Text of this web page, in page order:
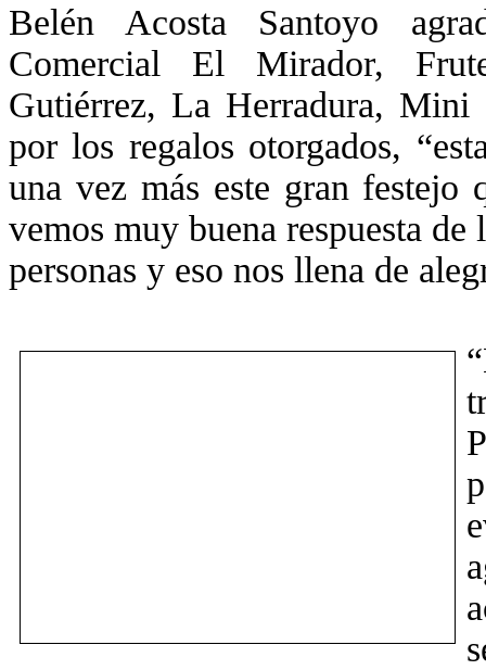
Belén Acosta Santoyo
Comercial El Mirador,
Gutiérrez, La Herradura,
por los regalos otorgados,
una vez más este gran
vemos muy buena respuesta de
personas y eso nos llena de